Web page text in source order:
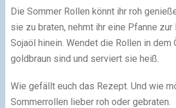
Die Sommer Rollen könnt ihr roh
sie zu braten, nehmt ihr eine Pfanne zur
Sojaöl hinein. Wendet die Rollen in dem
goldbraun sind und serviert sie heiß.
Wie gefällt euch das Rezept. Und wie
Sommerrollen lieber roh oder gebraten.